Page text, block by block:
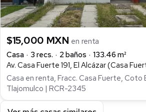
$15,000 MXN en renta
Casa
3 recs. 2 baños
133.46 m²
Casa en renta, Fracc. Casa Fuerte, Coto
Tlajomulco | RCR-2345